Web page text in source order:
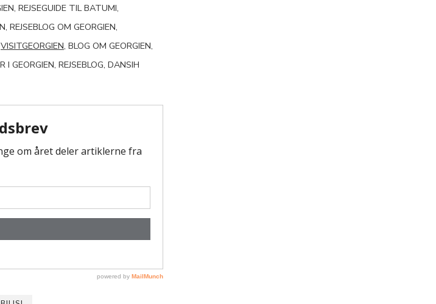
REJSEGUIDE TIL BATUMI,
REJSEBLOG OM GEORGIEN,
VISITGEORGIEN, BLOG OM GEORGIEN,
GEORGIEN, REJSEBLOG, DANSIH